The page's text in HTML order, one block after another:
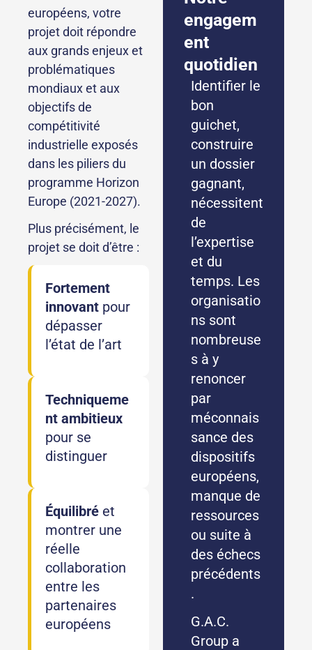
engagem
ent
quotidien
Identifier le
bon
guichet,
construire
un dossier
gagnant,
nécessitent
de
l’expertise
et du
temps. Les
organisatio
ns sont
nombreuse
s à y
renoncer
par
méconnais
sance des
dispositifs
européens,
manque de
ressources
ou suite à
des échecs
précédents
.
G.A.C.
Group a
européens, votre
projet doit répondre
aux grands enjeux et
problématiques
mondiaux et aux
objectifs de
compétitivité
industrielle exposés
dans les piliers du
programme Horizon
Europe (2021-2027).
Plus précisément, le
projet se doit d’être :
Fortement
innovant pour
dépasser
l’état de l’art
Techniqueme
nt ambitieux
pour se
distinguer
Équilibré et
montrer une
réelle
collaboration
entre les
partenaires
européens